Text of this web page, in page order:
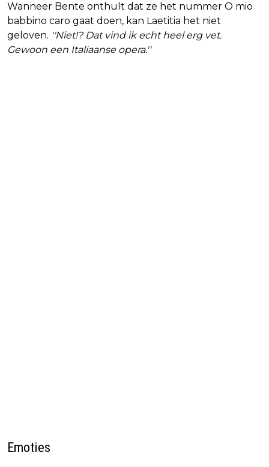
Wanneer Bente onthult dat ze het nummer O mio
babbino caro gaat doen, kan Laetitia het niet
geloven. ''Niet!? Dat vind ik echt heel erg vet.
Gewoon een Italiaanse opera.''
Emoties